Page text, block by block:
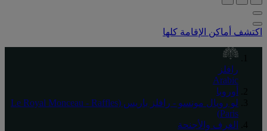
اكتشف أماكن الإقامة كلها
رافلز
Arabic
أوروبا
لو رويال مونسو - رافلز باريس (Le Royal Monceau - Raffles
Paris)
الغرف والأجنحة